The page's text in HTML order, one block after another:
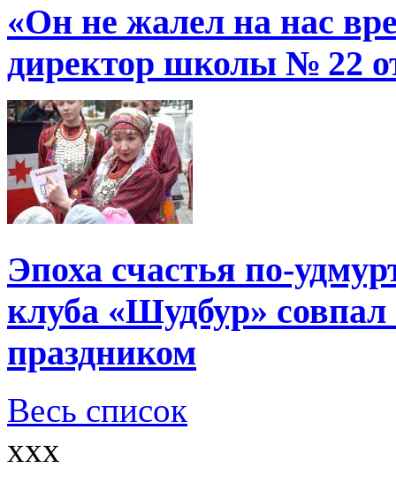
«Он не жалел на нас
директор школы № 22
Эпоха счастья по-
клуба «Шудбур»
праздником
Весь список
xxx